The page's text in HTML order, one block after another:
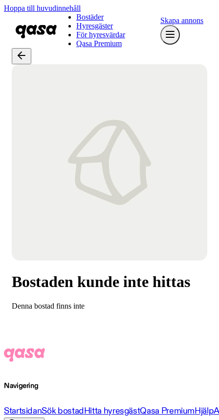
Hoppa till huvudinnehåll
Bostäder
Hyresgäster
För hyresvärdar
Qasa Premium
Skapa annons
Bostaden kunde inte hittas
Denna bostad finns inte
Navigering
StartsidanSök bostadHitta hyresgästQasa PremiumHjälp